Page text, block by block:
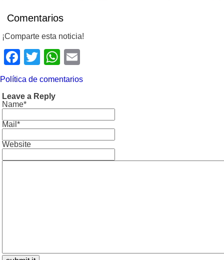
Comentarios
¡Comparte esta noticia!
Facebook
TwitterWhatsApp
Política de comentarios
Leave a Reply
Name*
Mail*
Website